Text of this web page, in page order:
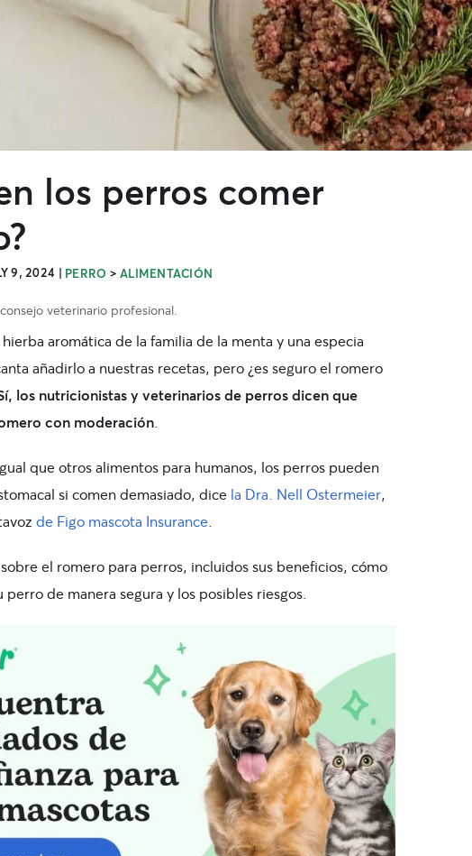
los perros comer
9, 2024 | PERRO >ALIMENTACIÓN
veterinario profesional.
aromática de la familia de la menta y una especia
añadirlo a nuestras recetas, pero ¿es seguro el romero
los nutricionistas y veterinarios de perros dicen que
con moderación
que otros alimentos para humanos, los perros pueden
si comen demasiado, dice la Dra. Nell Ostermeier,
de Figo mascota Insurance
el romero para perros, incluidos sus beneficios, cómo
de manera segura y los posibles riesgos.